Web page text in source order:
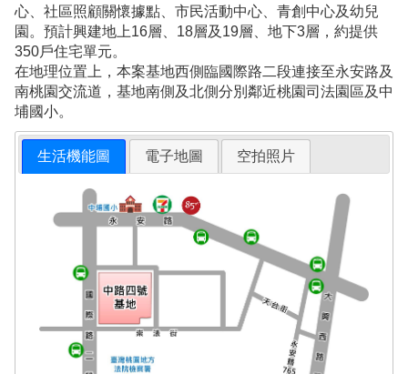
心、社區照顧關懷據點、市民活動中心、青創中心及幼兒
園。預計興建地上16層、18層及19層、地下3層，約提供
350戶住宅單元。
在地理位置上，本案基地西側臨國際路二段連接至永安路及
南桃園交流道，基地南側及北側分別鄰近桃園司法園區及中
埔國小。
生活機能圖 電子地圖 空拍照片